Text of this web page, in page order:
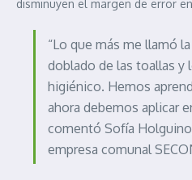
disminuyen el margen de error
“Lo que más me llamó
doblado de las toallas y
higiénico. Hemos
ahora debemos aplicar
comentó Sofía
empresa comunal